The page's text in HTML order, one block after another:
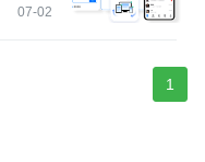
07-02
1